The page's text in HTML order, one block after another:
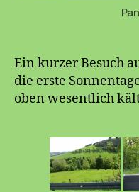
Ein kurzer Besuch
die erste
oben wesentlich